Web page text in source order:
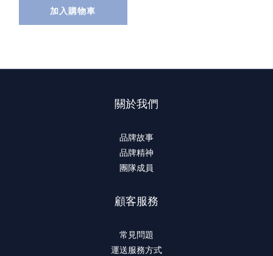
加入購物車
關於我們
品牌故事
品牌精神
團隊成員
顧客服務
常見問題
運送服務方式